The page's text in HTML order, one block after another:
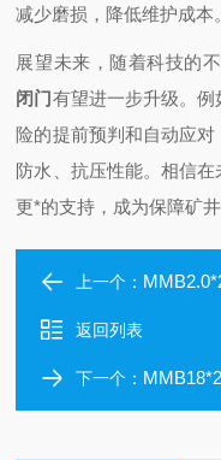
减少磨损，降低维护成本。
展望未来，随着科技的不
闭门有望进一步升级。
险的提前预判和自动应
防水、抗压性能。相信
更*的支持，成为保障矿
上一个：
返回列表
下一个：